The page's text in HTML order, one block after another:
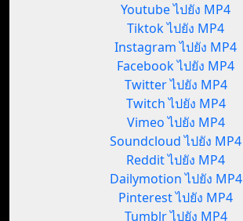
Youtube ไปยัง MP4
Tiktok ไปยัง MP4
Instagram ไปยัง MP4
Facebook ไปยัง MP4
Twitter ไปยัง MP4
Twitch ไปยัง MP4
Vimeo ไปยัง MP4
Soundcloud ไปยัง MP4
Reddit ไปยัง MP4
Dailymotion ไปยัง MP4
Pinterest ไปยัง MP4
Tumblr ไปยัง MP4